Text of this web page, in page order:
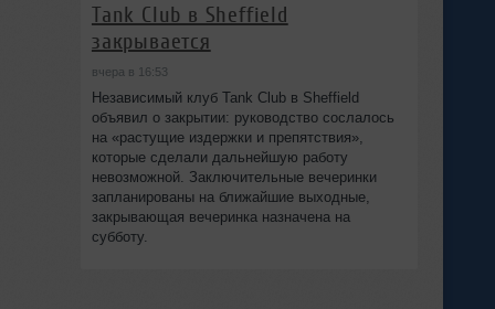
Tank Club в Sheffield
закрывается
вчера в 16:53
Независимый клуб Tank Club в Sheffield
объявил о закрытии: руководство сослалось
на «растущие издержки и препятствия»,
которые сделали дальнейшую работу
невозможной. Заключительные вечеринки
запланированы на ближайшие выходные,
закрывающая вечеринка назначена на
субботу.